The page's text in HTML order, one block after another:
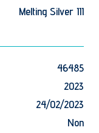
Melting Silver III
46485
2023
24/02/2023
Non